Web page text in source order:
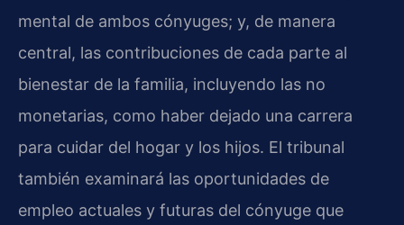
mental de ambos cónyuges; y, de manera
central, las contribuciones de cada parte al
bienestar de la familia, incluyendo las no
monetarias, como haber dejado una carrera
para cuidar del hogar y los hijos. El tribunal
también examinará las oportunidades de
empleo actuales y futuras del cónyuge que